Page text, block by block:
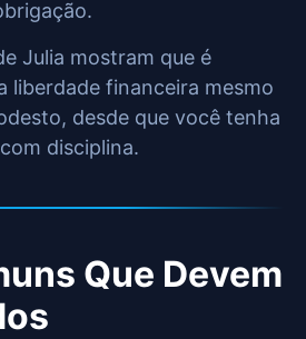
Julia mostram que é
liberdade financeira mesmo
desde que você tenha
disciplina.
Que Devem